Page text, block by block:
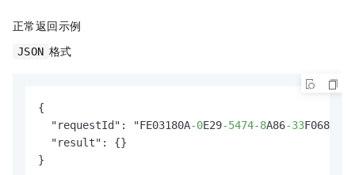
正常返回示例
JSON 格式
{
  "requestId": "FE03180A
-0E29-5474-8A86-33
  "result": {}
}